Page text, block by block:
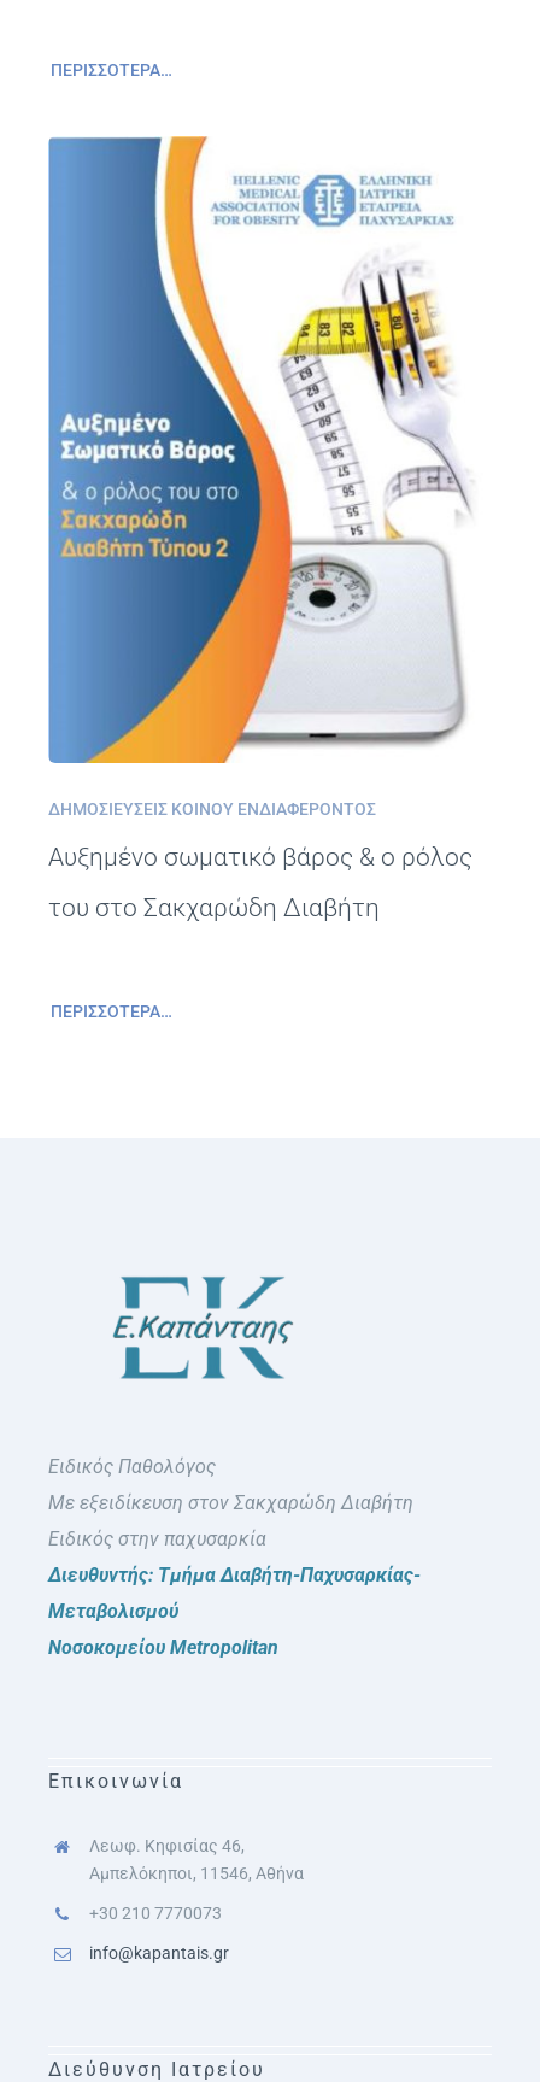
ΠΕΡΙΣΣΌΤΕΡΑ…
ΔΗΜΟΣΙΕΎΣΕΙΣ ΚΟΙΝΟΎ ΕΝΔΙΑΦΈΡΟΝΤΟΣ
Αυξημένο σωματικό βάρος & ο ρόλος
του στο Σακχαρώδη Διαβήτη
ΠΕΡΙΣΣΌΤΕΡΑ…
Ειδικός Παθολόγος
Με εξειδίκευση στον Σακχαρώδη Διαβήτη
Ειδικός στην παχυσαρκία
Διευθυντής: Τμήμα Διαβήτη-Παχυσαρκίας-
Μεταβολισμού
Νοσοκομείου Metropolitan
Επικοινωνία
Λεωφ. Κηφισίας 46,
Αμπελόκηποι, 11546, Αθήνα
+30 210 7770073
info@kapantais.gr
Διεύθυνση Ιατρείου